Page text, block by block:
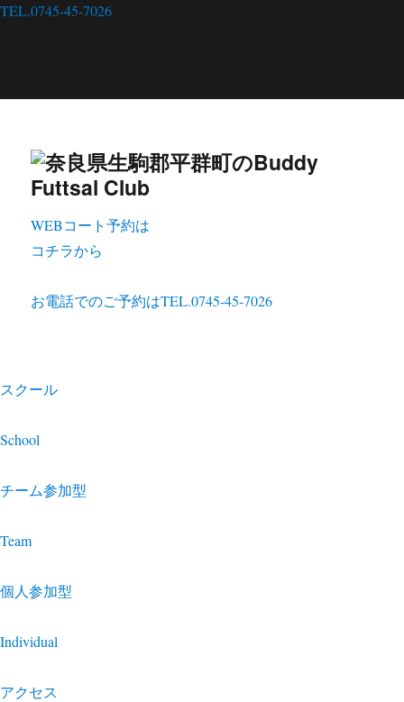
TEL.0745-45-7026
WEBコート予約は
コチラから
お電話でのご予約はTEL.0745-45-7026
スクール
School
チーム参加型
Team
個人参加型
Individual
アクセス